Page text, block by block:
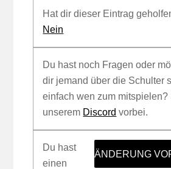
Hat dir dieser Eintrag
Nein
Du hast noch Fragen oder
dir jemand über die Schulter
einfach wen zum mitspielen?
unserem Discord vorbei.
ÄNDERUNG
Du hast
einen